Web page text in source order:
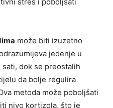
može biti izuzetno
jedenje u
dok se preostalih
da bolje regulira
metoda može poboljšati
nivo kortizola, što je